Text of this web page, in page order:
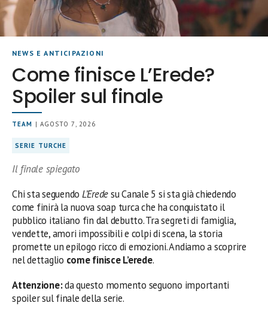
NEWS E ANTICIPAZIONI
Come finisce L’Erede?
Spoiler sul finale
TEAM | AGOSTO 7, 2026
SERIE TURCHE
Il finale spiegato
Chi sta seguendo L’Eredesu Canale 5 si sta già chiedendo
come finirà la nuova soap turca che ha conquistato il
pubblico italiano fin dal debutto. Tra segreti di famiglia,
vendette, amori impossibili e colpi di scena, la storia
promette un epilogo ricco di emozioni. Andiamo a scoprire
nel dettaglio come finisce L’erede.
Attenzione:da questo momento seguono importanti
spoiler sul finale della serie.